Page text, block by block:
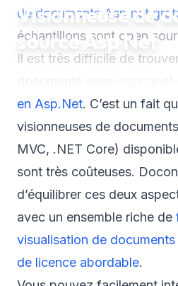
Visionneuse de
source Asp Net
de documents Asp.net
échantillons sont open
Il est très difficile de
en Asp.Net. C’est un fait
visionneuses de
MVC, .NET Core)
sont très coûteuses.
d’équilibrer ces deux
avec un ensemble riche de
visualisation de documents
de licence abordable.